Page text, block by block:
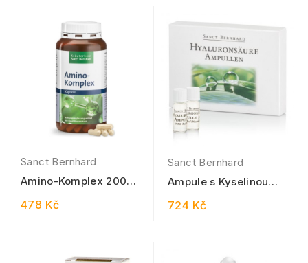
Sanct Bernhard
Amino-Komplex 200
478 Kč
Sanct Bernhard
Ampule s Kyselinou
ml
724 Kč